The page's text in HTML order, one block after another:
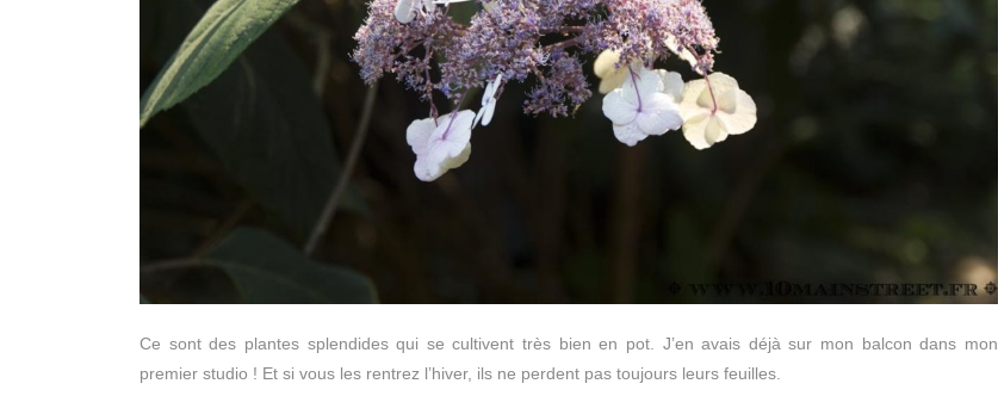
Ce sont des plantes splendides qui se cultivent très bien en pot. J’en avais déjà sur mon balcon dans mon
premier studio ! Et si vous les rentrez l’hiver, ils ne perdent pas toujours leurs feuilles.